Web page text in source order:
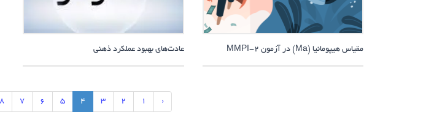
مقیاس هیپومانیا (Ma) در آزمون MMPI-2 عادت‌های بهبود عملکرد ذهنی
‹
1
2
3
4
5
6
7
8